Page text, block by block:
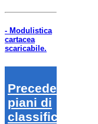
- Modulistica
cartacea
scaricabile.
Precedenti
piani di
classifica